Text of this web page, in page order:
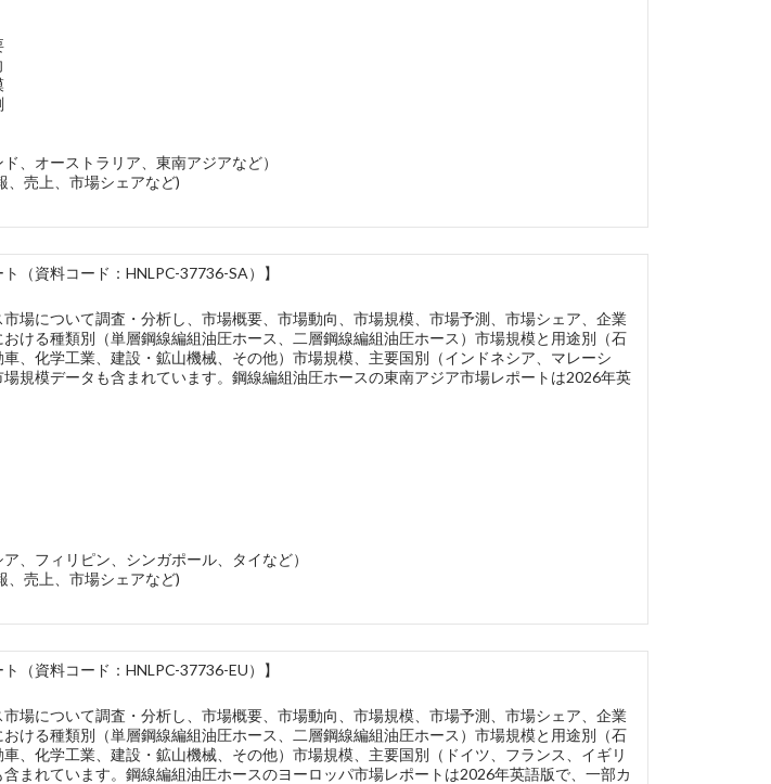
、オーストラリア、東南アジアなど）
、売上、市場シェアなど)
（資料コード：HNLPC-37736-SA）】
場について調査・分析し、市場概要、市場動向、市場規模、市場予測、市場シェア、企業
ける種類別（単層鋼線編組油圧ホース、二層鋼線編組油圧ホース）市場規模と用途別（石
、化学工業、建設・鉱山機械、その他）市場規模、主要国別（インドネシア、マレーシ
規模データも含まれています。鋼線編組油圧ホースの東南アジア市場レポートは2026年英
、フィリピン、シンガポール、タイなど）
、売上、市場シェアなど)
（資料コード：HNLPC-37736-EU）】
場について調査・分析し、市場概要、市場動向、市場規模、市場予測、市場シェア、企業
ける種類別（単層鋼線編組油圧ホース、二層鋼線編組油圧ホース）市場規模と用途別（石
、化学工業、建設・鉱山機械、その他）市場規模、主要国別（ドイツ、フランス、イギリ
まれています。鋼線編組油圧ホースのヨーロッパ市場レポートは2026年英語版で、一部カ